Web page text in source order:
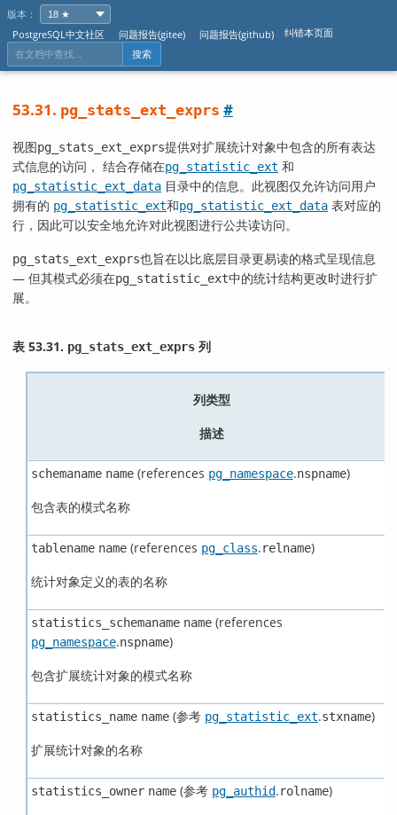
版本：
PostgreSQL中文社区
问题报告(gitee) 问题报告(github) 纠错本页面
搜索
53.31. pg_stats_ext_exprs #
视图pg_stats_ext_exprs提供对扩展统计对象中包含的所有表达
式信息的访问， 结合存储在pg_statistic_ext 和
pg_statistic_ext_data 目录中的信息。此视图仅允许访问用户
拥有的 pg_statistic_ext和pg_statistic_ext_data 表对应的
行，因此可以安全地允许对此视图进行公共读访问。
pg_stats_ext_exprs也旨在以比底层目录更易读的格式呈现信息
— 但其模式必须在pg_statistic_ext中的统计结构更改时进行扩
展。
表 53.31. pg_stats_ext_exprs 列
列类型
描述
schemaname name(references pg_namespace.nspname)
包含表的模式名称
tablename name(references pg_class.relname)
统计对象定义的表的名称
statistics_schemaname name(references
pg_namespace.nspname)
包含扩展统计对象的模式名称
statistics_name name(参考 pg_statistic_ext.stxname)
扩展统计对象的名称
statistics_owner name(参考 pg_authid.rolname)